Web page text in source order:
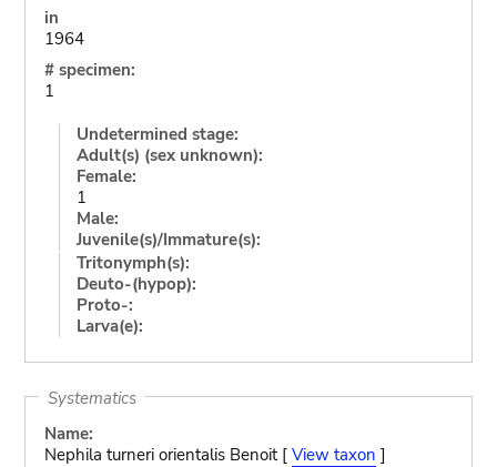
in
1964
# specimen:
1
Undetermined stage:
Adult(s) (sex unknown):
Female:
1
Male:
Juvenile(s)/Immature(s):
Tritonymph(s):
Deuto-(hypop):
Proto-:
Larva(e):
Systematics
Name:
Nephila turneri orientalis Benoit [ View taxon ]